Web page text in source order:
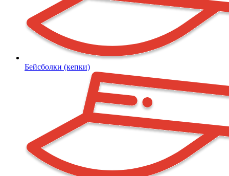
Бейсболки (кепки)